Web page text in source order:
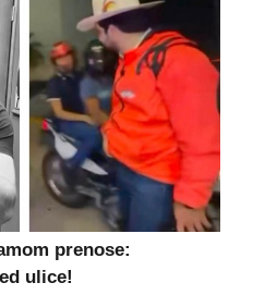
prenose:
ulice!